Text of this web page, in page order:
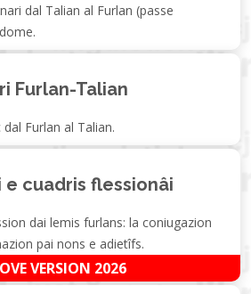
dal Talian al Furlan (passe
Furlan-Talian
Furlan al Talian.
e cuadris flessionâi
dai lemis furlans: la coniugazion
pai nons e adietîfs.
VERSION 2026